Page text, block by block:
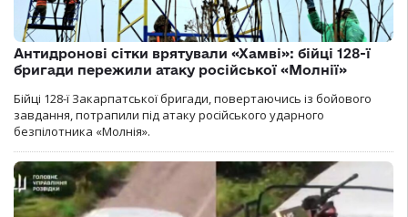
Антидронові сітки врятували «Хамві»: бійці 128-ї
бригади пережили атаку російської «Молнії»
Бійці 128-ї Закарпатської бригади, повертаючись із бойового
завдання, потрапили під атаку російського ударного
безпілотника «Молнія».